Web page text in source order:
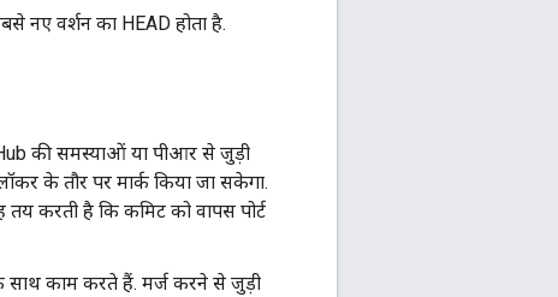
नए वर्शन का HEAD होता है.
की समस्याओं या पीआर से जुड़ी
के तौर पर मार्क किया जा सकेगा.
करती है कि कमिट को वापस पोर्ट
साथ काम करते हैं. मर्ज करने से जुड़ी